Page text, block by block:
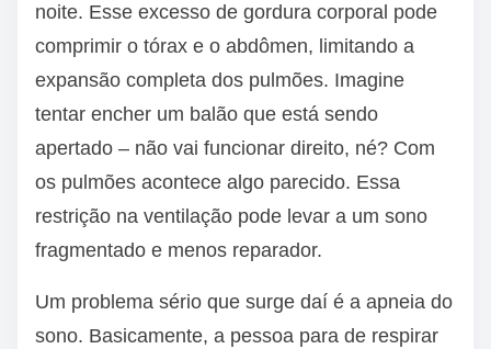
noite. Esse excesso de gordura corporal pode
comprimir o tórax e o abdômen, limitando a
expansão completa dos pulmões. Imagine
tentar encher um balão que está sendo
apertado – não vai funcionar direito, né? Com
os pulmões acontece algo parecido. Essa
restrição na ventilação pode levar a um sono
fragmentado e menos reparador.
Um problema sério que surge daí é a apneia do
sono. Basicamente, a pessoa para de respirar